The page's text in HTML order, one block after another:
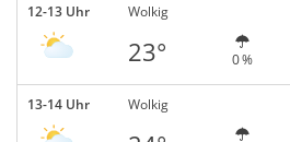
12-13 Uhr Wolkig
23° 0 %
13-14 Uhr Wolkig